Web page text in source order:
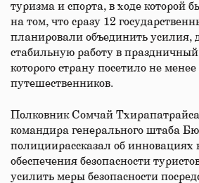
туризма и спорта, в ходе которой
на том, что сразу 12
планировали объединить усилия,
стабильную работу в праздничный
которого страну посетило не
путешественников.
Полковник Сомчай
командира генерального штаба
полициирассказал об инновациях
обеспечения безопасности
усилить меры безопасности